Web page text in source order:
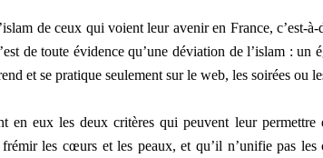
de ceux qui voient leur avenir en France, c’est-
de toute évidence qu’une déviation de l’islam : un
et se pratique seulement sur le web, les soirées ou
en eux les deux critères qui peuvent leur
les cœurs et les peaux, et qu’il n’unifie pas les